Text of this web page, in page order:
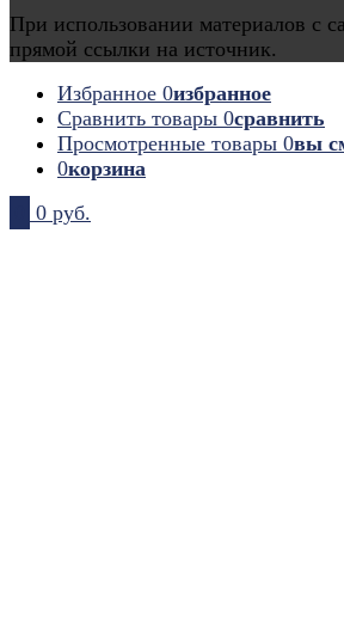
При использовании материалов с
прямой ссылки на источник.
Избранное 0избранное
Сравнить товары 0сравнить
Просмотренные товары 0вы
0корзина
0 руб.